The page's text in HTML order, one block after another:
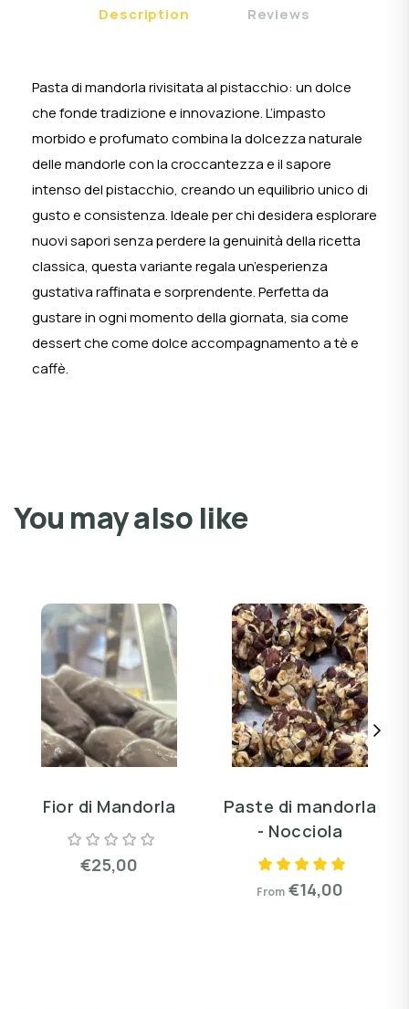
Description Reviews
Pasta di mandorla rivisitata al pistacchio: un dolce
che fonde tradizione e innovazione. L’impasto
morbido e profumato combina la dolcezza naturale
delle mandorle con la croccantezza e il sapore
intenso del pistacchio, creando un equilibrio unico di
gusto e consistenza. Ideale per chi desidera esplorare
nuovi sapori senza perdere la genuinità della ricetta
classica, questa variante regala un’esperienza
gustativa raffinata e sorprendente. Perfetta da
gustare in ogni momento della giornata, sia come
dessert che come dolce accompagnamento a tè e
caffè.
You may also like
Fior di Mandorla
€25,00
Paste di mandorla
- Nocciola
From €14,00